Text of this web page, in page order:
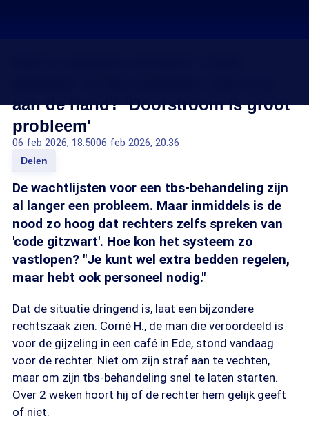
aan de hand? 'Doorstroom is groot
probleem'
06 feb 2026, 18:5006 feb 2026, 20:36
Delen
De wachtlijsten voor een tbs-behandeling zijn
al langer een probleem. Maar inmiddels is de
nood zo hoog dat rechters zelfs spreken van
'code gitzwart'. Hoe kon het systeem zo
vastlopen? "Je kunt wel extra bedden regelen,
maar hebt ook personeel nodig."
Dat de situatie dringend is, laat een bijzondere
rechtszaak zien. Corné H., de man die veroordeeld is
voor de gijzeling in een café in Ede, stond vandaag
voor de rechter. Niet om zijn straf aan te vechten,
maar om zijn tbs-behandeling snel te laten starten.
Over 2 weken hoort hij of de rechter hem gelijk geeft
of niet.